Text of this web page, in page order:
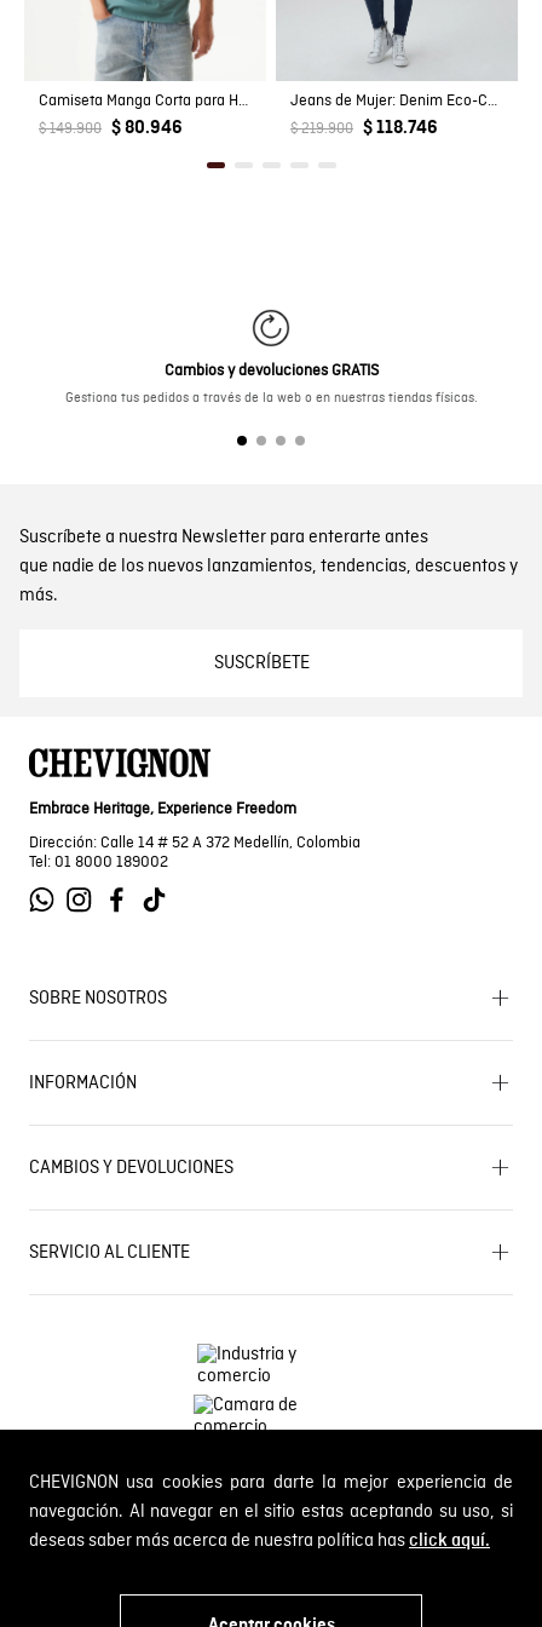
CHEVIGNON usa cookies para darte la mejor experiencia de
navegación. Al navegar en el sitio estas aceptando su uso, si
deseas saber más acerca de nuestra política hasclick aquí.
Camiseta Manga Corta para Hombre
$ 149.900 $ 80.946
Jeans de Mujer: Denim Eco-Confort
$ 219.900 $ 118.746
Cambios y devoluciones GRATIS
Gestiona tus pedidos a través de la web o en nuestras tiendas físicas.
Suscríbete a nuestra Newsletter para enterarte antes
que nadie de los nuevos lanzamientos, tendencias, descuentos y
más.
SUSCRÍBETE
Embrace Heritage, Experience Freedom
Dirección: Calle 14 # 52 A 372 Medellín, Colombia
Tel: 01 8000 189002
SOBRE NOSOTROS
Encuentra tu tienda
Historia de la marca
Mapa del sitio
Próximos eventos
INFORMACIÓN
Términos y condiciones
Términos y condiciones de promociones
Política de Cookies
Política de Cambios y Devoluciones
CAMBIOS Y DEVOLUCIONES
Gestiona tu cambio o devolución
PQR y Otras solicitudes
Estado de mi PQR
SERVICIO AL CLIENTE
Línea nacional: 01 8000 189002
Comodin S.A.S. NIT: 800.069.933-6
© 2024 Chevignon, todos los derechos reservados